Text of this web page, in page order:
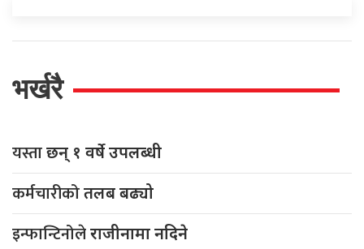
भर्खरै
यस्ताछन् १ वर्षे उपलब्धी
कर्मचारीकोतलब बढ्यो
इन्फान्टिनोलेराजीनामा नदिने